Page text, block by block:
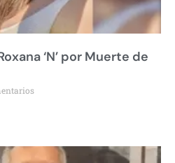
‘N’ por Muerte de